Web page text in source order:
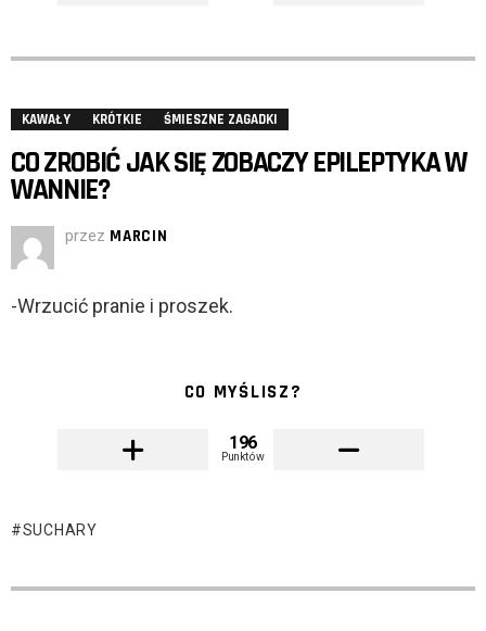
KAWAŁY KRÓTKIE ŚMIESZNE ZAGADKI
CO ZROBIĆ JAK SIĘ ZOBACZY EPILEPTYKA W
WANNIE?
przez MARCIN
-Wrzucić pranie i proszek.
CO MYŚLISZ?
196
Punktów
SUCHARY